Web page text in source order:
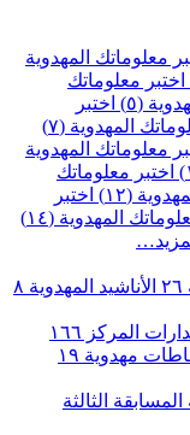
معلوماتك المهدوية
اختبر معلوماتك
(٥)
اختبر
المهدوية (٧)
معلوماتك المهدوية
اختبر معلوماتك
(١٢)
اختبر
المهدوية (١٤)
٢٦ الأناشيد المهدوية ٨
المركز ١٦٦
مهدوية ١٩
المسابقة الثالثة